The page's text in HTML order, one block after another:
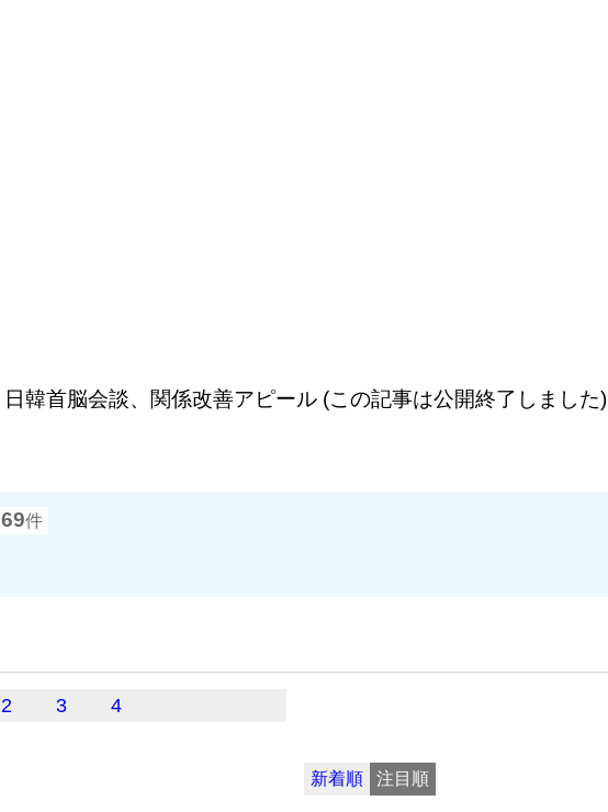
日韓首脳会談、関係改善アピール (この記事は公開終了しました)
69件
2 3 4
新着順 注目順